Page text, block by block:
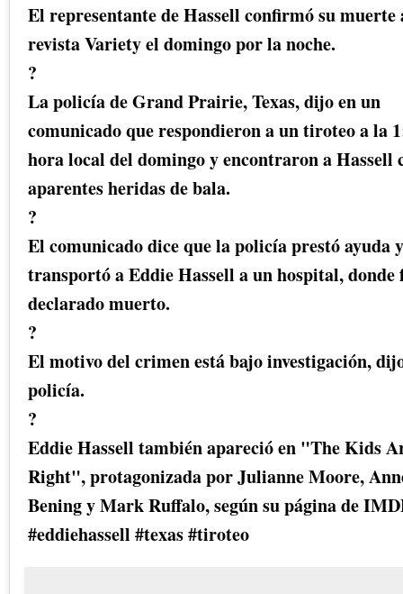
El representante de Hassell confirmó su muerte
revista Variety el domingo por la noche.
?
La policía de Grand Prairie, Texas, dijo en un
comunicado que respondieron a un tiroteo a la
hora local del domingo y encontraron a Hassell
aparentes heridas de bala.
?
El comunicado dice que la policía prestó ayuda
transportó a Eddie Hassell a un hospital, donde
declarado muerto.
?
El motivo del crimen está bajo investigación,
policía.
?
Eddie Hassell también apareció en "The Kids
Right", protagonizada por Julianne Moore,
Bening y Mark Ruffalo, según su página de
#eddiehassell #texas #tiroteo